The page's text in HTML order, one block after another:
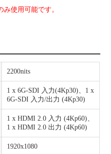
み使用可能です。
2200nits
1 x 6G-SDI 入力(4Kp30)、1 x
6G-SDI 入力/出力 (4Kp30)
1 x HDMI 2.0 入力 (4Kp60)、
1 x HDMI 2.0 出力 (4Kp60)
1920x1080